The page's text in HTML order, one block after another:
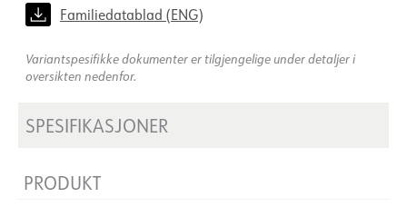
Familiedatablad (ENG)
Variantspesifikke dokumenter er tilgjengelige under detaljer i
oversikten nedenfor.
SPESIFIKASJONER
PRODUKT